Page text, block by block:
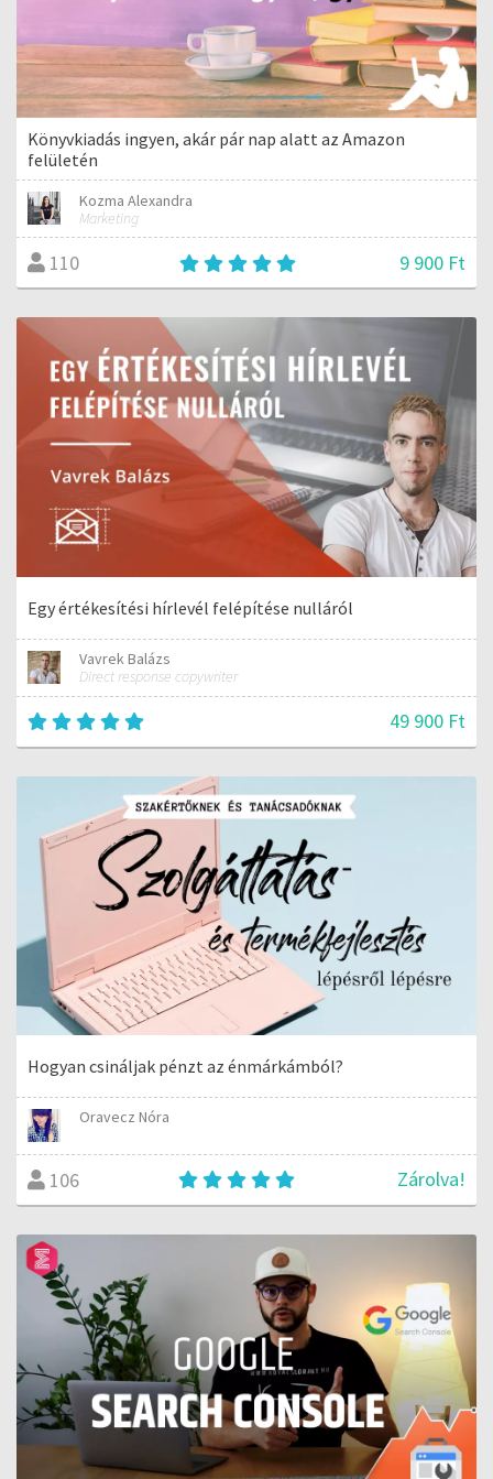
Könyvkiadás ingyen, akár pár nap alatt az Amazon
felületén
Kozma Alexandra
Marketing
110 9 900 Ft
Egy értékesítési hírlevél felépítése nulláról
Vavrek Balázs
Direct response copywriter
49 900 Ft
Hogyan csináljak pénzt az énmárkámból?
Oravecz Nóra
106 Zárolva!